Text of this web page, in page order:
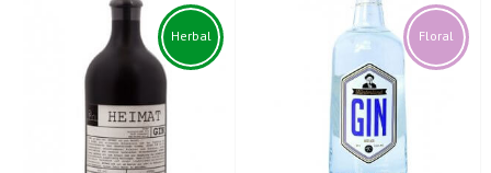
Herbal Floral